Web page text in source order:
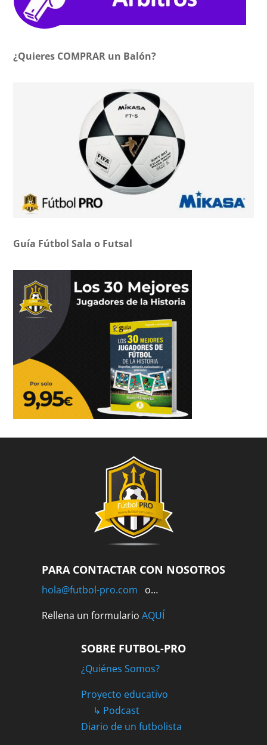
¿Quieres COMPRAR un Balón?
Guía Fútbol Sala o Futsal
PARA CONTACTAR CON NOSOTROS
hola@futbol-pro.com o…
Rellena un formulario AQUÍ
SOBRE FUTBOL-PRO
¿Quiénes Somos?
Proyecto educativo
↳ Podcast
Diario de un futbolista